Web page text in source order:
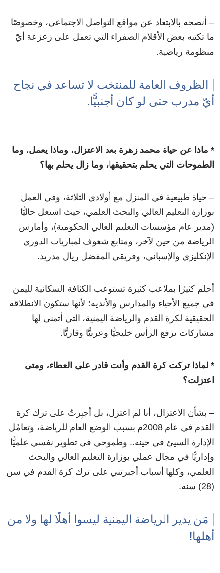
– أنصحه بالابتعاد عن مواقع التواصل الاجتماعي، وخصوصًا
ما تكتبه بعض الأقلام الصفراء التي تعمل على زعزعة أيّ
منظومة رياضية.
الظروف العامة للمنتخب لا تساعد في نجاح
أيّ مدرب حتى لو كان أجنبيًّا.
* ماذا عن حياة محمد زهرة بعد الاعتزال، وماذا يعمل، وما
الطموحات التي يحلم بتحقيقها، وما زال يحلم بها؟
– حياة طبيعية في المنزل مع أولادي الثلاثة، وفي العمل
بوزارة التعليم العالي والبحث العلمي، حيث اشتغل حاليًّا
(مدير عام مؤسسات التعليم العالي الحكومية)، وأمارس
الرياضة من حين لآخر، ومتابع شغوف لمباريات الدوري
الإنكليزي والإسباني، وفريقي المفضل ريال مدريد.
أحلم كثيرًا بملاعب كثيرة تستوعب الكثافة السكانية لليمن
في جميع الأحياء والمدارس والأندية؛ لأنها ستكون الانطلاقة
الحقيقية لكرة القدم والرياضة اليمنية، التي أتمنى لها
مشاركات ترفع الرأس خليجيًّا وعربيًّا وقاريًّا.
* لماذا تركت كرة القدم وأنت قادر على العطاء، ومتى
اعتزلت؟
– بشأن الاعتزال، أنا لم اعتزل، بل أجبِرتُ على ترك كرة
القدم في عام 2008م بسبب الوضع العام للرياضة، وتعامُل
الإدارة السيئ في حينه.. وطموحي في تطوير نفسي علميًّا
وإداريًّا في مجال عملي بوزارة التعليم العالي والبحث
العلمي، وكلها أسباب أجبرتني على ترك كرة القدم في سن
(28) سنه.
مَن يدير الرياضة اليمنية ليسوا أهلًا لها ولا من
أهلها!